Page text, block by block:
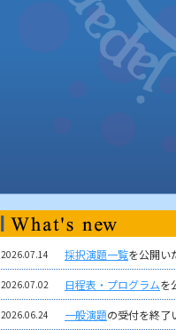
2026.07.14 採択演題一覧を公開い
2026.07.02 日程表・プログラムを
2026.06.24 一般演題の受付を終了